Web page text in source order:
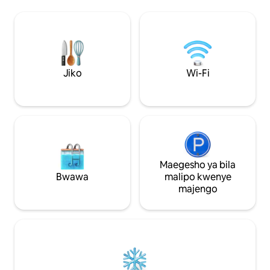
mwamba wa Buccoo, kupanda farasi,
gofu na spaa. Tembea kwa dakika 2-16
kwenda kwenye mikahawa, duka la
mikate, duka la vyakula, baa, maduka
ukumbi wa sinema!
Jiko Wi-Fi
Bwawa
Maegesho ya bila
malipo kwenye
majengo